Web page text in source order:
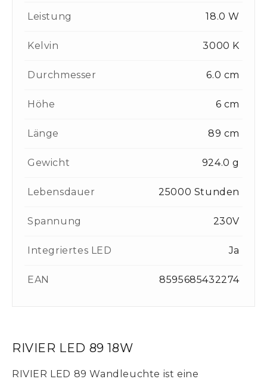
RIVIER LED 89 18W
RIVIER LED 89 Wandleuchte ist eine
Leistung 18.0 W
Kelvin 3000 K
Durchmesser 6.0 cm
Höhe 6 cm
Länge 89 cm
Gewicht 924.0 g
Lebensdauer 25000 Stunden
Spannung 230V
Integriertes LED Ja
EAN 8595685432274